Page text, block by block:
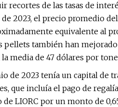
recortes de las tasas de
2023, el precio promedio
equivalente al
pellets también han
media de 47 dólares por
de 2023 tenía un capital
que incluía el pago de
LIORC por un monto de